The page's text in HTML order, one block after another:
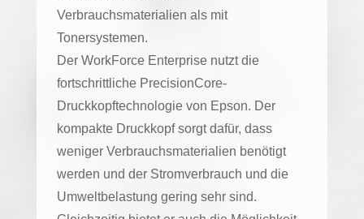
Verbrauchsmaterialien als mit
Tonersystemen.
Der WorkForce Enterprise nutzt die
fortschrittliche PrecisionCore-
Druckkopftechnologie von Epson. Der
kompakte Druckkopf sorgt dafür, dass
weniger Verbrauchsmaterialien benötigt
werden und der Stromverbrauch und die
Umweltbelastung gering sehr sind.